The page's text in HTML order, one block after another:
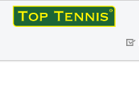
Cambiar
|